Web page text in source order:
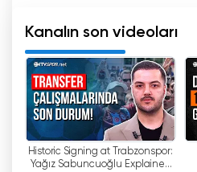
son dakika gelişmeleri,
konuda izleyicilere bilgi
17 Mart 2008 tarihinde
NTV Spor, Ocak 2018 'de
Communications' a
haklarının sona ermesi
Kanalın son videoları
Historic Signing at Trabzonspor:
Yağız Sabuncuoğlu Explained